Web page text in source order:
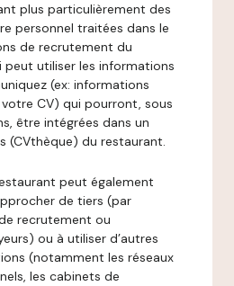
plus particulièrement des
personnel traitées dans le
de recrutement du
utiliser les informations
(ex: informations
CV) qui pourront, sous
être intégrées dans un
(CVthèque) du restaurant.
peut également
de tiers (par
recrutement ou
ou à utiliser d’autres
(notamment les réseaux
les cabinets de